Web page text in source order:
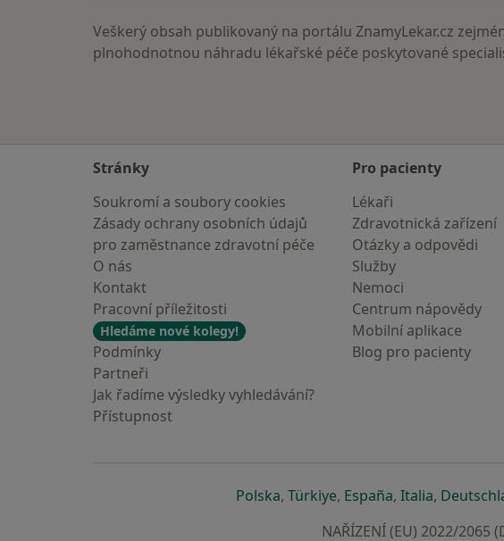
Veškerý obsah publikovaný na portálu ZnamyLekar.cz
plnohodnotnou náhradu lékařské péče poskytované
Stránky
Soukromí a soubory cookies
Zásady ochrany osobních údajů
pro zaměstnance zdravotní péče
O nás
Kontakt
Pracovní příležitosti
Hledáme nové kolegy!
Podmínky
Partneři
Jak řadíme výsledky vyhledávání?
Přístupnost
Pro pacienty
Lékaři
Zdravotnická zařízení
Otázky a odpovědi
Služby
Nemoci
Centrum nápovědy
Mobilní aplikace
Blog pro pacienty
Polskase otevře v nové záložce
, Türkiyese otevře v nové záložce
, Españase otevře v
, Italiase otevře
,
NAŘÍZENÍ (EU) 2022/2065